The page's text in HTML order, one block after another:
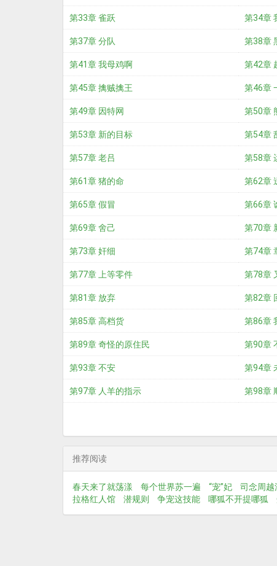
第33章 雀跃 第34章
第37章 分队 第38章
第41章 我母鸡啊 第42章
第45章 擒贼擒王 第46章
第49章 因特网 第50章
第53章 新的目标 第54章
第57章 老吕 第58章
第61章 猪的命 第62章
第65章 假冒 第66章
第69章 舍己 第70章
第73章 奸细 第74章
第77章 上等零件 第78章
第81章 放弃 第82章
第85章 高档货 第86章
第89章 奇怪的原住民 第90章
第93章 不安 第94章
第97章 人羊的指示 第98章
推荐阅读
春天来了就荡漾 每个世界苏一遍 “宠”妃 司念周越
拉格红人馆
潜规则 争宠这技能 哪狐不开提哪狐